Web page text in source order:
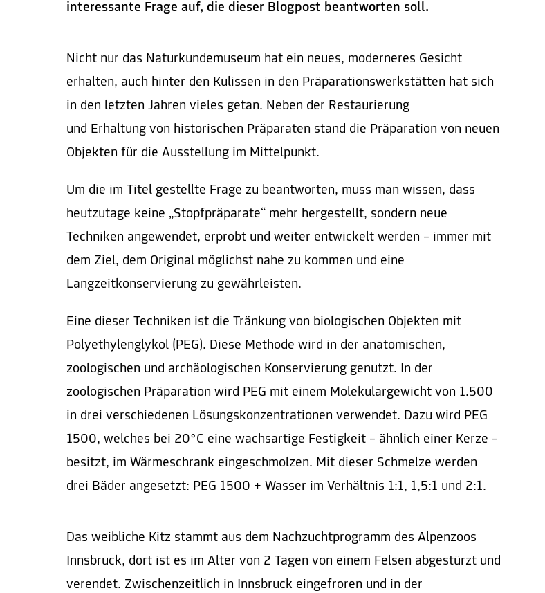
interessante Frage auf, die dieser Blogpost beantworten soll.
Nicht nur das Naturkundemuseum hat ein neues, moderneres Gesicht
erhalten, auch hinter den Kulissen in den Präparationswerkstätten hat sich
in den letzten Jahren vieles getan. Neben der Restaurierung
und Erhaltung von historischen Präparaten stand die Präparation von neuen
Objekten für die Ausstellung im Mittelpunkt.
Um die im Titel gestellte Frage zu beantworten, muss man wissen, dass
heutzutage keine „Stopfpräparate“ mehr hergestellt, sondern neue
Techniken angewendet, erprobt und weiter entwickelt werden – immer mit
dem Ziel, dem Original möglichst nahe zu kommen und eine
Langzeitkonservierung zu gewährleisten.
Eine dieser Techniken ist die Tränkung von biologischen Objekten mit
Polyethylenglykol (PEG). Diese Methode wird in der anatomischen,
zoologischen und archäologischen Konservierung genutzt. In der
zoologischen Präparation wird PEG mit einem Molekulargewicht von 1.500
in drei verschiedenen Lösungskonzentrationen verwendet. Dazu wird PEG
1500, welches bei 20°C eine wachsartige Festigkeit – ähnlich einer Kerze –
besitzt, im Wärmeschrank eingeschmolzen. Mit dieser Schmelze werden
drei Bäder angesetzt: PEG 1500 + Wasser im Verhältnis 1:1, 1,5:1 und 2:1.
Das weibliche Kitz stammt aus dem Nachzuchtprogramm des Alpenzoos
Innsbruck, dort ist es im Alter von 2 Tagen von einem Felsen abgestürzt und
verendet. Zwischenzeitlich in Innsbruck eingefroren und in der